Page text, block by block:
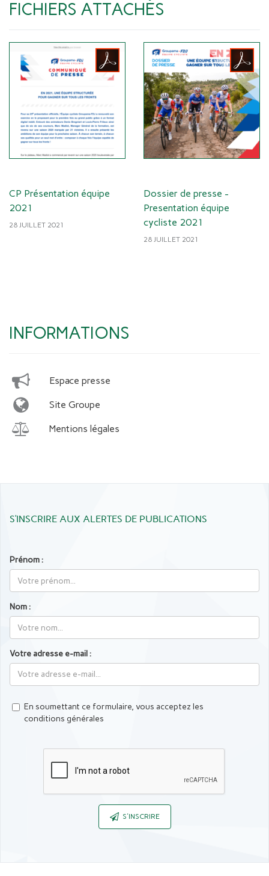
FICHIERS ATTACHÉS
CP Présentation équipe
2021
28 JUILLET 2021
Dossier de presse -
Presentation équipe
cycliste 2021
28 JUILLET 2021
INFORMATIONS
Espace presse
Site Groupe
Mentions légales
S’INSCRIRE AUX ALERTES DE PUBLICATIONS
Prénom :
Nom :
Votre adresse e-mail :
En soumettant ce formulaire, vous acceptez les
conditions générales
S'INSCRIRE